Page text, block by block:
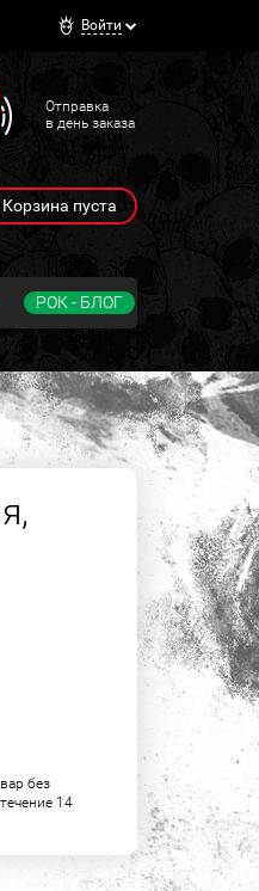
Войти
Отправка
в день заказа
Корзина пуста
РОК - БЛОГ
без
14